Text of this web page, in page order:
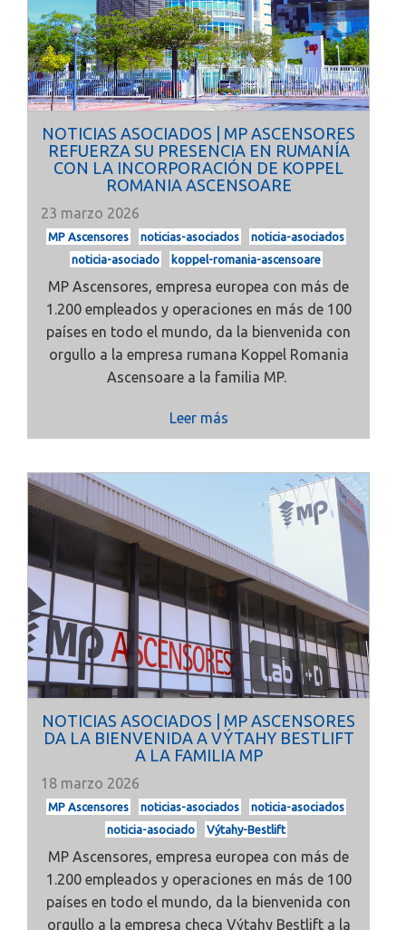
NOTICIAS ASOCIADOS | MP ASCENSORES
REFUERZA SU PRESENCIA EN RUMANÍA
CON LA INCORPORACIÓN DE KOPPEL
ROMANIA ASCENSOARE
23 marzo 2026
MP Ascensores noticias-asociados
noticia-asociados
noticia-asociado
koppel-romania-ascensoare
MP Ascensores, empresa europea con más de
1.200 empleados y operaciones en más de 100
países en todo el mundo, da la bienvenida con
orgullo a la empresa rumana Koppel Romania
Ascensoare a la familia MP.
Leer más
NOTICIAS ASOCIADOS | MP ASCENSORES
DA LA BIENVENIDA A VÝTAHY BESTLIFT
A LA FAMILIA MP
18 marzo 2026
MP Ascensores noticias-asociados
noticia-asociados
noticia-asociado
Výtahy-Bestlift
MP Ascensores, empresa europea con más de
1.200 empleados y operaciones en más de 100
países en todo el mundo, da la bienvenida con
orgullo a la empresa checa Výtahy Bestlift a la